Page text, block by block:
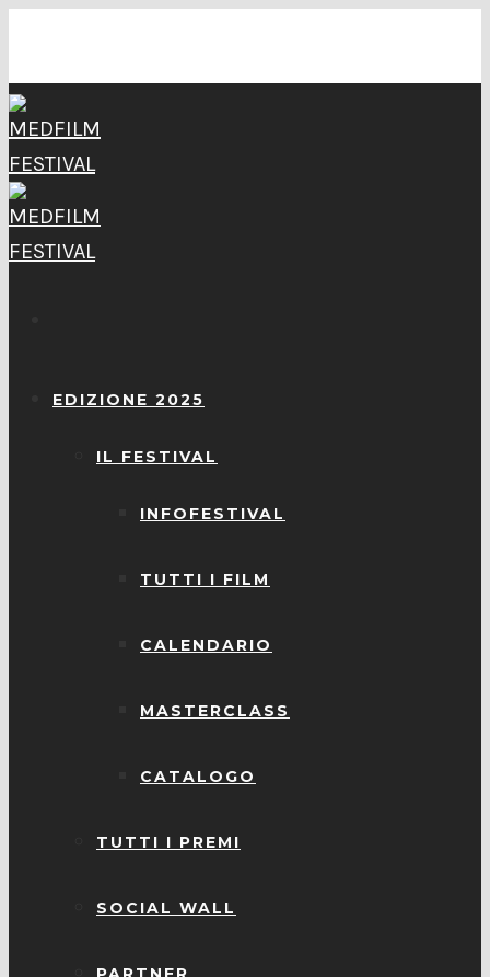
EDIZIONE 2025
IL FESTIVAL
INFOFESTIVAL
TUTTI I FILM
CALENDARIO
MASTERCLASS
CATALOGO
TUTTI I PREMI
SOCIAL WALL